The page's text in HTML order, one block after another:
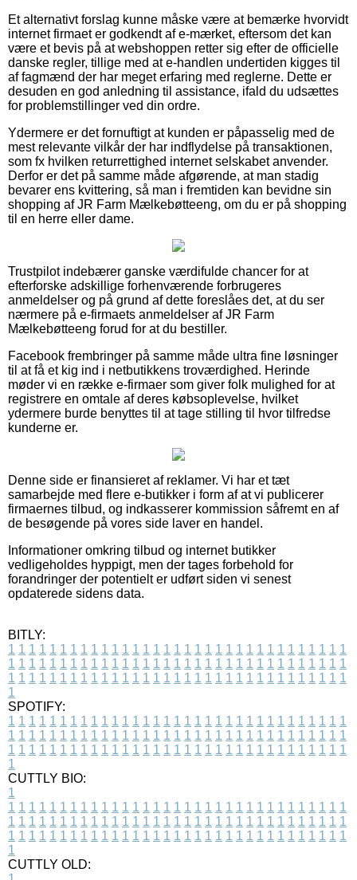
Et alternativt forslag kunne måske være at bemærke hvorvidt
internet firmaet er godkendt af e-mærket, eftersom det kan
være et bevis på at webshoppen retter sig efter de officielle
danske regler, tillige med at e-handlen undertiden kigges til
af fagmænd der har meget erfaring med reglerne. Dette er
desuden en god anledning til assistance, ifald du udsættes
for problemstillinger ved din ordre.
Ydermere er det fornuftigt at kunden er påpasselig med de
mest relevante vilkår der har indflydelse på transaktionen,
som fx hvilken returrettighed internet selskabet anvender.
Derfor er det på samme måde afgørende, at man stadig
bevarer ens kvittering, så man i fremtiden kan bevidne sin
shopping af JR Farm Mælkebøtteeng, om du er på shopping
til en herre eller dame.
Trustpilot indebærer ganske værdifulde chancer for at
efterforske adskillige forhenværende forbrugeres
anmeldelser og på grund af dette foreslåes det, at du ser
nærmere på e-firmaets anmeldelser af JR Farm
Mælkebøtteeng forud for at du bestiller.
Facebook frembringer på samme måde ultra fine løsninger
til at få et kig ind i netbutikkens troværdighed. Herinde
møder vi en række e-firmaer som giver folk mulighed for at
registrere en omtale af deres købsoplevelse, hvilket
ydermere burde benyttes til at tage stilling til hvor tilfredse
kunderne er.
Denne side er finansieret af reklamer. Vi har et tæt
samarbejde med flere e-butikker i form af at vi publicerer
firmaernes tilbud, og indkasserer kommission såfremt en af
de besøgende på vores side laver en handel.
Informationer omkring tilbud og internet butikker
vedligeholdes hyppigt, men der tages forbehold for
forandringer der potentielt er udført siden vi senest
opdaterede sidens data.
BITLY:
1 1 1 1 1 1 1 1 1 1 1 1 1 1 1 1 1 1 1 1 1 1 1 1 1 1 1 1 1 1 1 1 1
1 1 1 1 1 1 1 1 1 1 1 1 1 1 1 1 1 1 1 1 1 1 1 1 1 1 1 1 1 1 1 1 1
1 1 1 1 1 1 1 1 1 1 1 1 1 1 1 1 1 1 1 1 1 1 1 1 1 1 1 1 1 1 1 1 1
1
SPOTIFY:
1 1 1 1 1 1 1 1 1 1 1 1 1 1 1 1 1 1 1 1 1 1 1 1 1 1 1 1 1 1 1 1 1
1 1 1 1 1 1 1 1 1 1 1 1 1 1 1 1 1 1 1 1 1 1 1 1 1 1 1 1 1 1 1 1 1
1 1 1 1 1 1 1 1 1 1 1 1 1 1 1 1 1 1 1 1 1 1 1 1 1 1 1 1 1 1 1 1 1
1
CUTTLY BIO:
1
1 1 1 1 1 1 1 1 1 1 1 1 1 1 1 1 1 1 1 1 1 1 1 1 1 1 1 1 1 1 1 1 1
1 1 1 1 1 1 1 1 1 1 1 1 1 1 1 1 1 1 1 1 1 1 1 1 1 1 1 1 1 1 1 1 1
1 1 1 1 1 1 1 1 1 1 1 1 1 1 1 1 1 1 1 1 1 1 1 1 1 1 1 1 1 1 1 1 1
1
CUTTLY OLD: